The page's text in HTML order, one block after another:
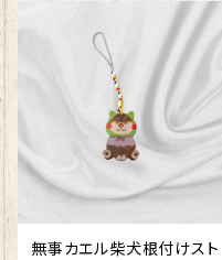
無事カエル柴犬根付けスト